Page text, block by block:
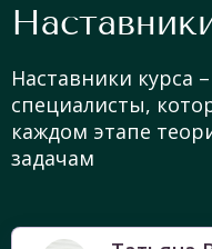
Постпроцедурные
Наставники курса
специалисты,
каждом этапе
задачам